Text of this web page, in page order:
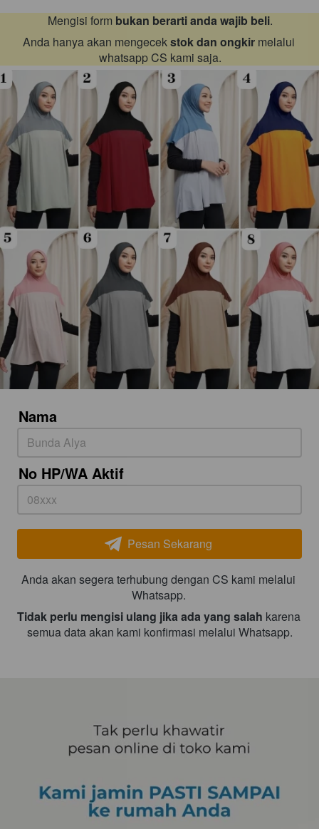
Mengisi form bukan berarti anda wajib beli.
Anda hanya akan mengecek stok dan ongkir melalui
whatsapp CS kami saja.
Nama
No HP/WA Aktif
` Pesan Sekarang
Anda akan segera terhubung dengan CS kami melalui
Whatsapp.
Tidak perlu mengisi ulang jika ada yang salah karena
semua data akan kami konfirmasi melalui Whatsapp.